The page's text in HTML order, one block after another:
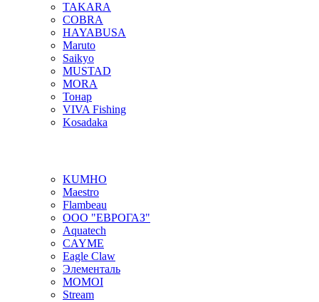
TAKARA
COBRA
HAYABUSA
Maruto
Saikyo
MUSTAD
MORA
Тонар
VIVA Fishing
Kosadaka
KUMHO
Maestro
Flambeau
ООО "ЕВРОГАЗ"
Aquatech
CAYME
Eagle Claw
Элементаль
MOMOI
Stream